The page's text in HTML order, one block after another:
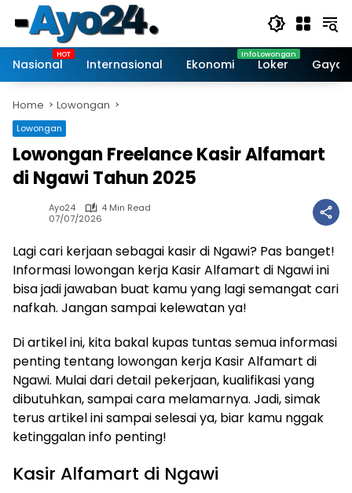
content
Nasional
Internasional Ekonomi Loker Gaya
Home Lowongan
Lowongan
Lowongan Freelance Kasir Alfamart
di Ngawi Tahun 2025
Ayo24
4 Min Read
07/07/2026
Lagi cari kerjaan sebagai kasir di Ngawi? Pas banget!
Informasi lowongan kerja Kasir Alfamart di Ngawi ini
bisa jadi jawaban buat kamu yang lagi semangat cari
nafkah. Jangan sampai kelewatan ya!
Di artikel ini, kita bakal kupas tuntas semua informasi
penting tentang lowongan kerja Kasir Alfamart di
Ngawi. Mulai dari detail pekerjaan, kualifikasi yang
dibutuhkan, sampai cara melamarnya. Jadi, simak
terus artikel ini sampai selesai ya, biar kamu nggak
ketinggalan info penting!
Kasir Alfamart di Ngawi